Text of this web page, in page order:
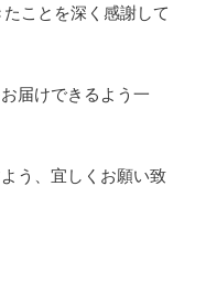
ことを深く感謝して
届けできるよう一
う、宜しくお願い致